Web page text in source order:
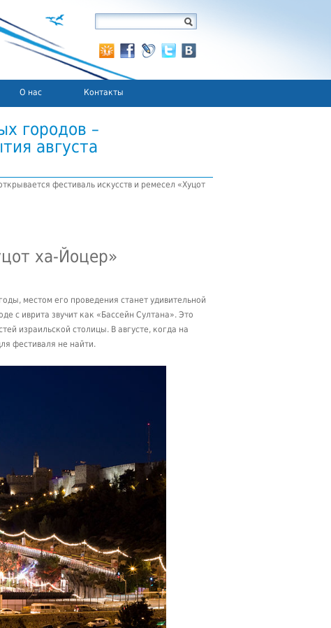
О нас Контакты
городов –
августа
фестиваль искусств и ремесел «Хуцот
ха-Йоцер»
местом его проведения станет удивительной
с иврита звучит как «Бассейн Султана». Это
израильской столицы. В августе, когда на
фестиваля не найти.